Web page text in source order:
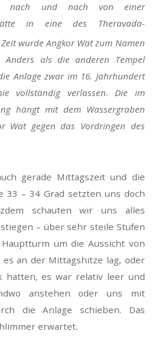
nach und nach von einer
in eine des Theravada-
wurde Angkor Wat zum Namen
Anders als die anderen Tempel
Anlage zwar im 16. Jahrhundert
vollständig verlassen. Die im
hängt mit dem Wassergraben
Wat gegen das Vordringen des
gerade Mittagszeit und die
33 – 34 Grad setzten uns doch
schauten wir uns alles
– über sehr steile Stufen
um die Aussicht von
an der Mittagshitze lag, oder
hatten, es war relativ leer und
anstehen oder uns mit
die Anlage schieben. Das
erwartet.